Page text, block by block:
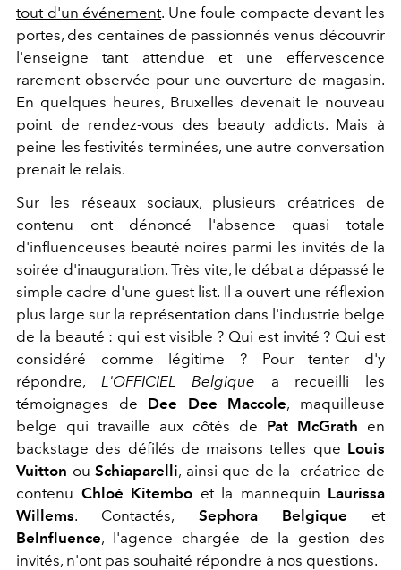
tout d'un événement. Une foule compacte devant les
portes, des centaines de passionnés venus découvrir
l'enseigne tant attendue et une effervescence
rarement observée pour une ouverture de magasin.
En quelques heures, Bruxelles devenait le nouveau
point de rendez-vous des beauty addicts. Mais à
peine les festivités terminées, une autre conversation
prenait le relais.
Sur les réseaux sociaux, plusieurs créatrices de
contenu ont dénoncé l'absence quasi totale
d'influenceuses beauté noires parmi les invités de la
soirée d'inauguration. Très vite, le débat a dépassé le
simple cadre d'une guest list. Il a ouvert une réflexion
plus large sur la représentation dans l'industrie belge
de la beauté : qui est visible ? Qui est invité ? Qui est
considéré comme légitime ? Pour tenter d'y
répondre, L'OFFICIEL Belgique a recueilli les
témoignages de Dee Dee Maccole, maquilleuse
belge qui travaille aux côtés de Pat McGrath en
backstage des défilés de maisons telles que Louis
Vuitton ouSchiaparelli, ainsi que de la
créatrice de
contenu Chloé Kitembo et la mannequin Laurissa
Willems. Contactés, Sephora Belgique et
BeInfluence, l'agence chargée de la gestion des
invités, n'ont pas souhaité répondre à nos questions.